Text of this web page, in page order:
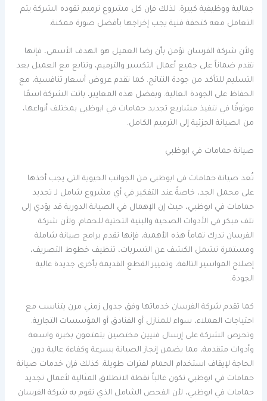
جمالية ووظيفية كبيرة. لذلك فإن كل مشروع ترميم تقوده الشركة يتم
التعامل معه كتحفة فنية يجب إخراجها بأفضل صورة ممكنة.
ولأن شركة الفرسان تؤمن بأن رضا العميل هو الهدف الأسمى، فإنها
تقدم ضماناً على جميع أعمال التكسير والترميم، وتتابع مع العميل بعد
التسليم للتأكد من جودة النتائج. كما تقدم عروض أسعار تنافسية، مع
الحفاظ على الجودة العالية. وبفضل هذه المعايير، باتت الشركة اسمًا
موثوقًا في تنفيذ مشاريع تجديد حمامات في ابوظبي بمختلف أنواعها،
من الصيانة الجزئية إلى الترميم الكامل.
صيانة حمامات في ابوظبي
تُعد صيانة حمامات في ابوظبي من الجوانب الحيوية التي يجب أخذها
على محمل الجد، خاصةً عند التفكير في أي مشروع شامل لـ تجديد
حمامات في ابوظبي، حيث إن الإهمال في الصيانة الدورية قد يؤدي إلى
تلف مبكر في الأدوات الصحية والبنية التحتية للحمام. ولأن شركة
الفرسان تدرك تماماً هذه الأهمية، فإنها تقدم برامج صيانة شاملة
ومستمرة تشمل الكشف عن التسربات، تنظيف خطوط التصريف،
إصلاح المواسير التالفة، وتغيير القطع القديمة بأخرى جديدة عالية
الجودة.
كما تقدم شركة الفرسان خدماتها وفق جدول زمني مرن يتناسب مع
احتياجات العملاء، سواء للمنازل أو الفنادق أو المؤسسات التجارية.
وتحرص الشركة على إرسال فنيين مختصين يتمتعون بخبرة واسعة
وأدوات متقدمة، مما يضمن إنجاز الصيانة بسرعة وكفاءة عالية دون
الحاجة لإيقاف استخدام الحمام لفترات طويلة. كذلك فإن خدمات صيانة
حمامات في ابوظبي تكون غالباً نقطة الانطلاق المثالية لأعمال تجديد
حمامات في ابوظبي، لأن الفحص الشامل الذي تقوم به شركة الفرسان